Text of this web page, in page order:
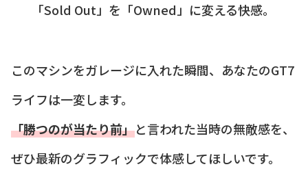
「Sold Out」を「Owned」に変える快感。
このマシンをガレージに入れた瞬間、あなたのGT7
ライフは一変します。
「勝つのが当たり前」と言われた当時の無敵感を、
ぜひ最新のグラフィックで体感してほしいです。